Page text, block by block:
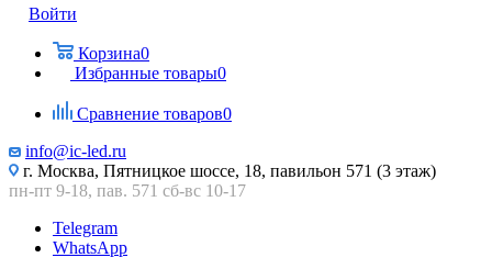
Войти
Корзина0
Избранные товары0
Сравнение товаров0
info@ic-led.ru
г. Москва, Пятницкое шоссе, 18, павильон 571 (3 этаж)
пн-пт 9-18, пав. 571 сб-вс 10-17
Telegram
WhatsApp